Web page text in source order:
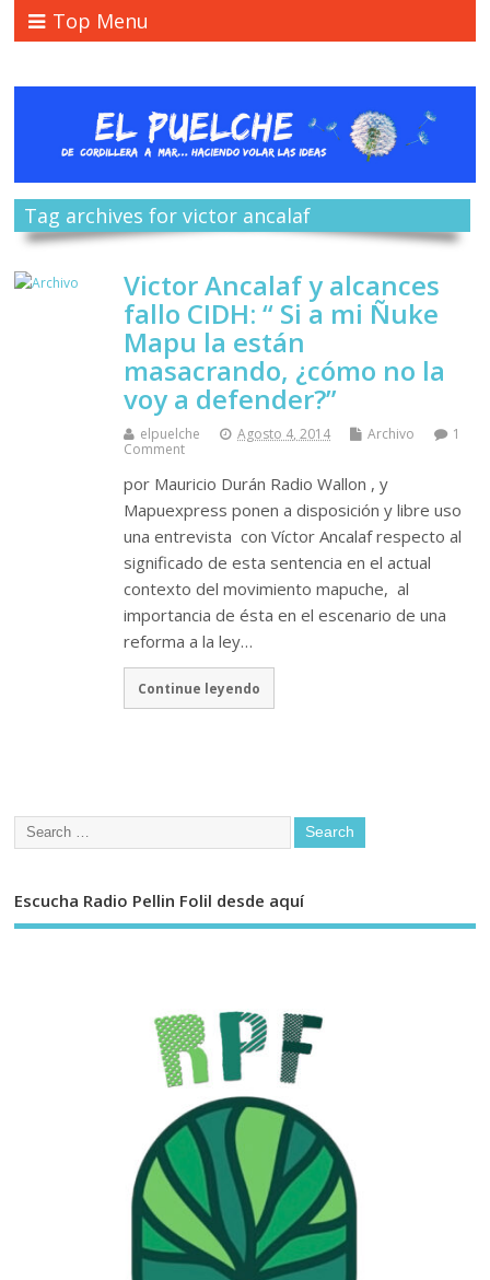
Top Menu
Tag archives for victor ancalaf
Victor Ancalaf y alcances
fallo CIDH: “ Si a mi Ñuke
Mapu la están
masacrando, ¿cómo no la
voy a defender?”
elpuelche Agosto 4, 2014 Archivo
1
Comment
por Mauricio Durán Radio Wallon , y
Mapuexpress ponen a disposición y libre uso
una entrevista con Víctor Ancalaf respecto al
significado de esta sentencia en el actual
contexto del movimiento mapuche, al
importancia de ésta en el escenario de una
reforma a la ley…
Continue leyendo
Escucha Radio Pellin Folil desde aquí